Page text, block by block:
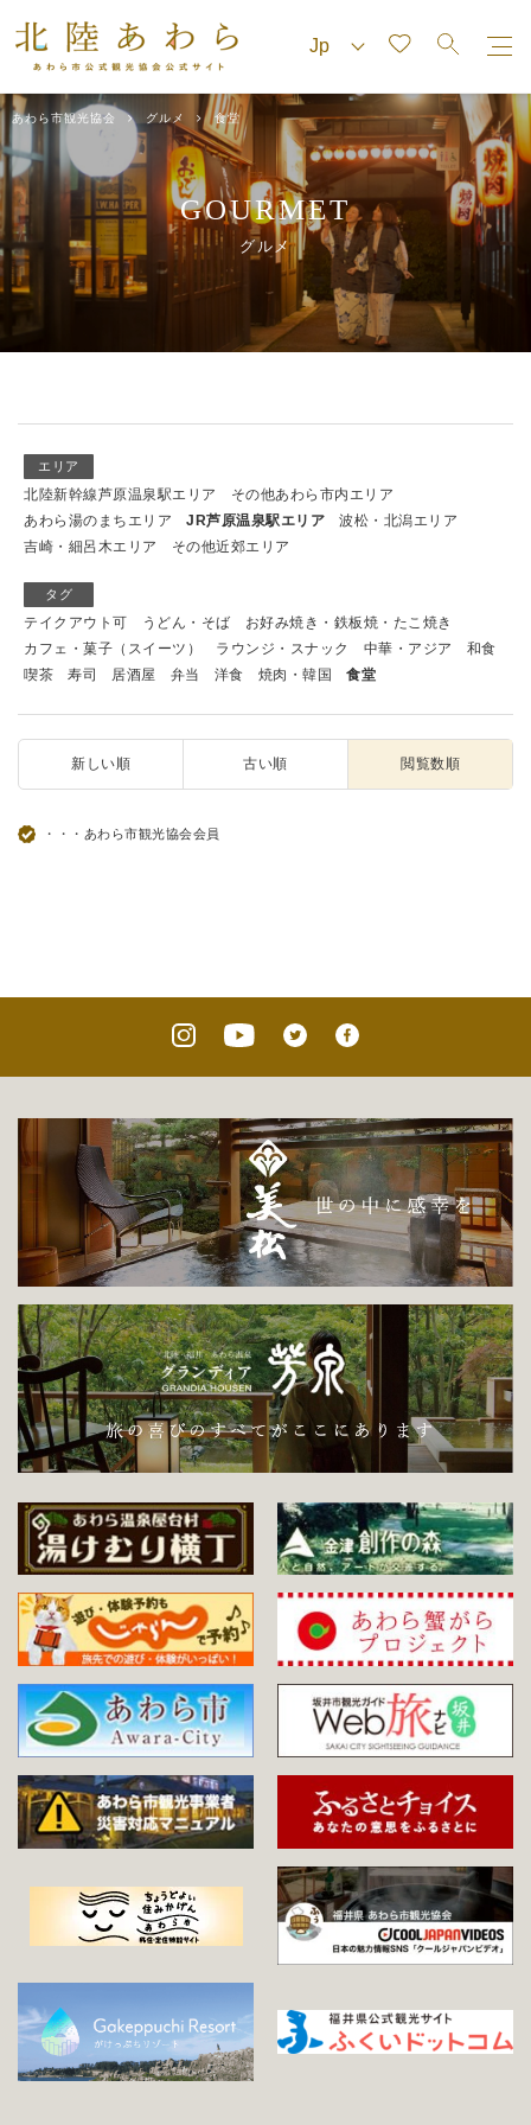
あわら市観光協会 グルメ 食堂
GOURMET
グルメ
エリア
北陸新幹線芦原温泉駅エリア
その他あわら市内エリア
あわら湯のまちエリア
JR芦原温泉駅エリア
波松・北潟エリア
吉崎・細呂木エリア
その他近郊エリア
タグ
テイクアウト可 うどん・そば
お好み焼き・鉄板焼・たこ焼き
カフェ・菓子（スイーツ）
ラウンジ・スナック 中華・アジア
和食
喫茶
寿司 居酒屋 弁当 洋食 焼肉・韓国 食堂
新しい順 古い順 閲覧数順
・・・あわら市観光協会会員